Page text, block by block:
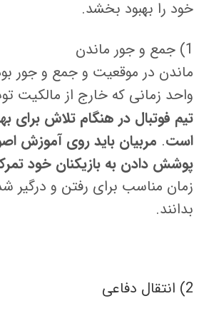
خود را بهبود بخشد.
1) جمع و جور ماندن
ماندن در موقعیت و جمع و جور
واحد زمانی که خارج از مالکیت
تیم فوتبال در هنگام تلاش برای
است. مربیان باید روی آموزش
پوشش دادن به بازیکنان خود
زمان مناسب برای رفتن و درگیر
بدانند.
2) انتقال دفاعی